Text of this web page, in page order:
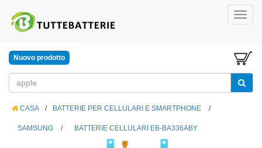
Nuovo prodotto
CASA / BATTERIE PER CELLULARI E SMARTPHONE /
SAMSUNG / BATTERIE CELLULARI EB-BA336ABY